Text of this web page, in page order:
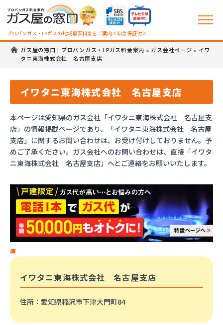
プロパンガス・LPガスの地域最安料金をご案内＜料金保証付＞
ガス屋の窓口 | プロパンガス・LPガス料金案内 >ガス会社ページ > イワ
タニ東海株式会社 名古屋支店
イワタニ東海株式会社 名古屋支店
本ページは愛知県のガス会社「イワタニ東海株式会社 名古屋支
店」の情報掲載ページであり、「イワタニ東海株式会社 名古屋
支店」に関するお問い合わせは、お受け付けしておりません。予
めご了承ください。ガス会社へのお問い合わせは、直接「イワタ
ニ東海株式会社 名古屋支店」へとご連絡をお願いいたします。
イワタニ東海株式会社 名古屋支店
住所 ：愛知県稲沢市下津大門町84